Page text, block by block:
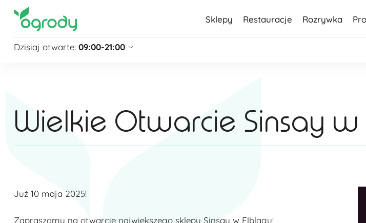
Sklepy Restauracje Rozrywka
Dzisiaj otwarte: 09:00-21:00
zobacz więcej »
Wielkie Otwarcie Sinsay w
Już 10 maja 2025!
Zapraszamy na otwarcie największego sklepu Sinsay w Elblągu!